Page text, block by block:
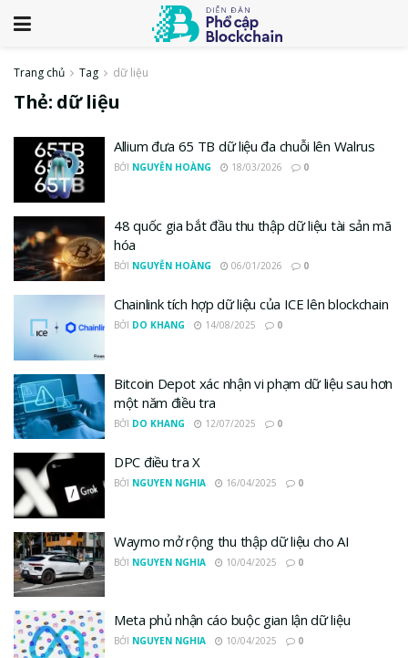
Trang chủ Tag dữ liệu
Thẻ: dữ liệu
Allium đưa 65 TB dữ liệu đa chuỗi lên Walrus
BỞI NGUYỄN HOÀNG 18/03/2026 0
48 quốc gia bắt đầu thu thập dữ liệu tài sản mã
hóa
BỞI NGUYỄN HOÀNG 06/01/2026 0
Chainlink tích hợp dữ liệu của ICE lên blockchain
BỞI DO KHANG 14/08/2025 0
Bitcoin Depot xác nhận vi phạm dữ liệu sau hơn
một năm điều tra
BỞI DO KHANG 12/07/2025 0
DPC điều tra X
BỞI NGUYEN NGHIA 16/04/2025 0
Waymo mở rộng thu thập dữ liệu cho AI
BỞI NGUYEN NGHIA 10/04/2025 0
Meta phủ nhận cáo buộc gian lận dữ liệu
BỞI NGUYEN NGHIA 10/04/2025 0